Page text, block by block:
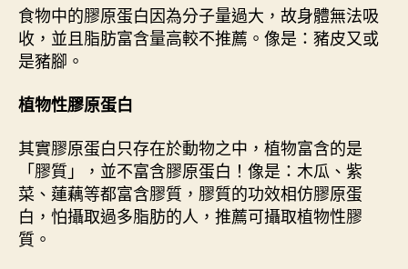
食物中的膠原蛋白因為分子量過大，故身體無法吸
收，並且脂肪富含量高較不推薦。像是：豬皮又或
是豬腳。
植物性膠原蛋白
其實膠原蛋白只存在於動物之中，植物富含的是
「膠質」，並不富含膠原蛋白！像是：木瓜、紫
菜、蓮藕等都富含膠質，膠質的功效相仿膠原蛋
白，怕攝取過多脂肪的人，推薦可攝取植物性膠
質。